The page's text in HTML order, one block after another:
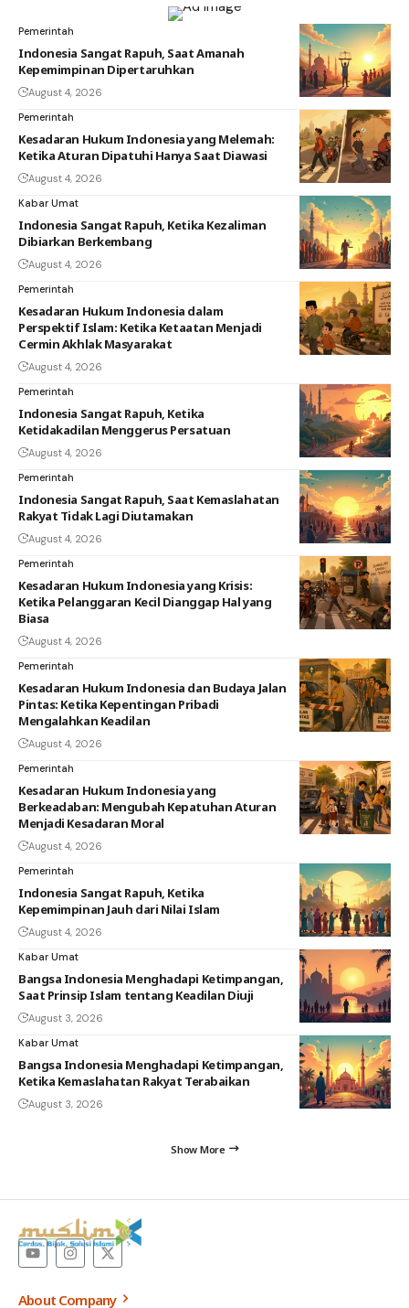
Pemerintah
Indonesia Sangat Rapuh, Saat Amanah
Kepemimpinan Dipertaruhkan
August 4, 2026
Pemerintah
Kesadaran Hukum Indonesia yang Melemah:
Ketika Aturan Dipatuhi Hanya Saat Diawasi
August 4, 2026
Kabar Umat
Indonesia Sangat Rapuh, Ketika Kezaliman
Dibiarkan Berkembang
August 4, 2026
Pemerintah
Kesadaran Hukum Indonesia dalam
Perspektif Islam: Ketika Ketaatan Menjadi
Cermin Akhlak Masyarakat
August 4, 2026
Pemerintah
Indonesia Sangat Rapuh, Ketika
Ketidakadilan Menggerus Persatuan
August 4, 2026
Pemerintah
Indonesia Sangat Rapuh, Saat Kemaslahatan
Rakyat Tidak Lagi Diutamakan
August 4, 2026
Pemerintah
Kesadaran Hukum Indonesia yang Krisis:
Ketika Pelanggaran Kecil Dianggap Hal yang
Biasa
August 4, 2026
Pemerintah
Kesadaran Hukum Indonesia dan Budaya Jalan
Pintas: Ketika Kepentingan Pribadi
Mengalahkan Keadilan
August 4, 2026
Pemerintah
Kesadaran Hukum Indonesia yang
Berkeadaban: Mengubah Kepatuhan Aturan
Menjadi Kesadaran Moral
August 4, 2026
Pemerintah
Indonesia Sangat Rapuh, Ketika
Kepemimpinan Jauh dari Nilai Islam
August 4, 2026
Kabar Umat
Bangsa Indonesia Menghadapi Ketimpangan,
Saat Prinsip Islam tentang Keadilan Diuji
August 3, 2026
Kabar Umat
Bangsa Indonesia Menghadapi Ketimpangan,
Ketika Kemaslahatan Rakyat Terabaikan
August 3, 2026
Show More
About Company